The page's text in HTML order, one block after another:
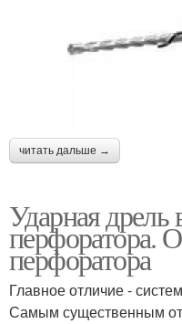
читать дальше →
Ударная дрель
перфоратора.
перфоратора
Главное отличие -
Самым существенным